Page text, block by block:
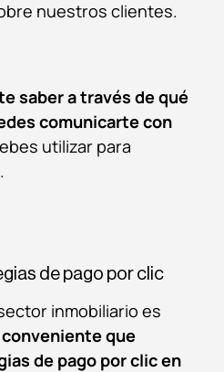
nuestros clientes.
saber a través de qué
comunicarte con
utilizar para
de pago por clic
inmobiliario es
que
de pago por clic en